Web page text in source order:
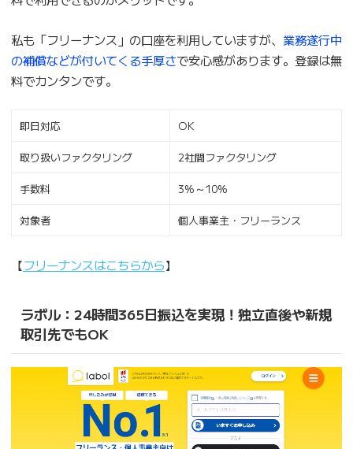
私も「フリーナンス」の口座を利用していますが、 業務遂行中
の補償などが付いてくる手厚さで安心感があります。登録は無
料でカンタンです。
即日対応 OK
取り扱いファクタリング 2社間ファクタリング
手数料 3%～10%
対象者 個人事業主・フリーランス
【フリーナンスはこちらから】
ラボル：24時間365日振込を実現！独立直後や新規
取引先でもOK